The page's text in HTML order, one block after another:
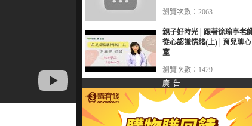
瀏覽次數：2063
親子好時光│跟著徐瑜亭老
從心認識情緒(上)│育兒聊心
室
瀏覽次數：1429
廣 告